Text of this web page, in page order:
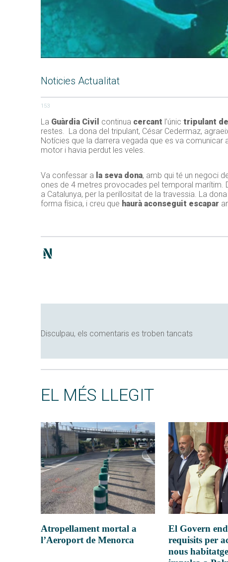
Noticies Actualitat
153
La Guàrdia Civil continua cercant l’únic tripulant
restes. La dona del tripulant, César Cedermaz,
Notícies que la darrera vegada que es va comunicar
motor i havia perdut les veles.
Va confessar a la seva dona, amb qui té un negoci
ones de 4 metres provocades pel temporal marítim.
a Catalunya, per la perillositat de la travessia. La
forma física, i creu que haurà aconseguit escapar
Disculpau, els comentaris es troben tancats
EL MÉS LLEGIT
Atropellament mortal a
l’Aeroport de Menorca
El Govern
requisits per
nous